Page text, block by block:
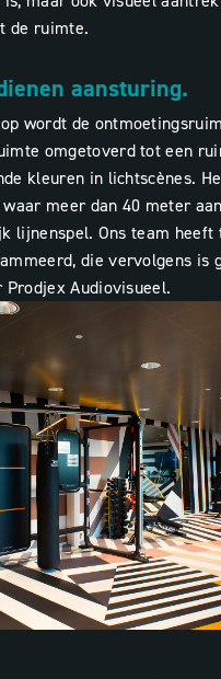
de ruimte.
aansturing.
wordt de
omgetoverd tot een
kleuren in lichtscènes.
meer dan 40 meter
lijnenspel. Ons team heeft
die vervolgens is
Audiovisueel.